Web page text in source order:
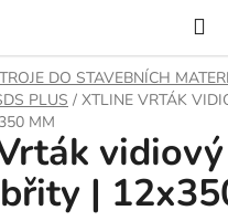
DO STAVEBNÍCH
PLUS / XTLINE VRTÁK
MM
|